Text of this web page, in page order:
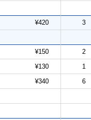
¥420 3
¥150 2
¥130 1
¥340 6